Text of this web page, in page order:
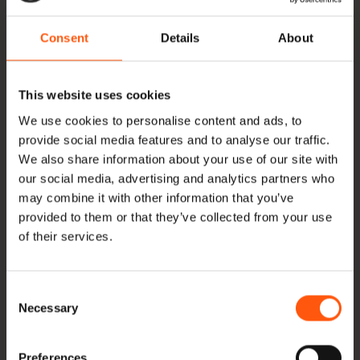
Consent Details About
This website uses cookies
We use cookies to personalise content and ads, to
provide social media features and to analyse our traffic.
We also share information about your use of our site with
our social media, advertising and analytics partners who
may combine it with other information that you’ve
provided to them or that they’ve collected from your use
of their services.
Selection
Necessary
Preferences
Binnendeuren en lijstwerk.
Onderdelen die later geschilderd, gefineerd of
bekleed worden.
Yellow poplar kopen bij Hoogenhoff
Wij houden een ruime voorraad yellow poplar aan
in diktes 26, 33, 40, 52, 65, 80 en 105 mm, met
lengtes van 215 tot 490 cm. Het hout is veelal
gekantrecht en fijnbezaagd geleverd. Wij
drogen het hout zelf in onze 12 droogkamers in
Mill. Bekijk de actuele
voorraad yellow poplarof
lees waarom steeds meer bedrijven kiezen voor